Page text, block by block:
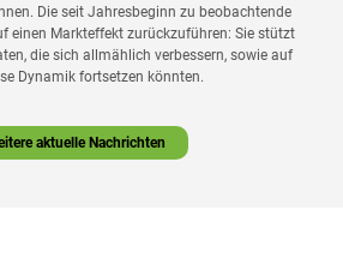
Die seit Jahresbeginn zu beobachtende
einen Markteffekt zurückzuführen: Sie stützt
die sich allmählich verbessern, sowie auf
Dynamik fortsetzen könnten.
aktuelle Nachrichten